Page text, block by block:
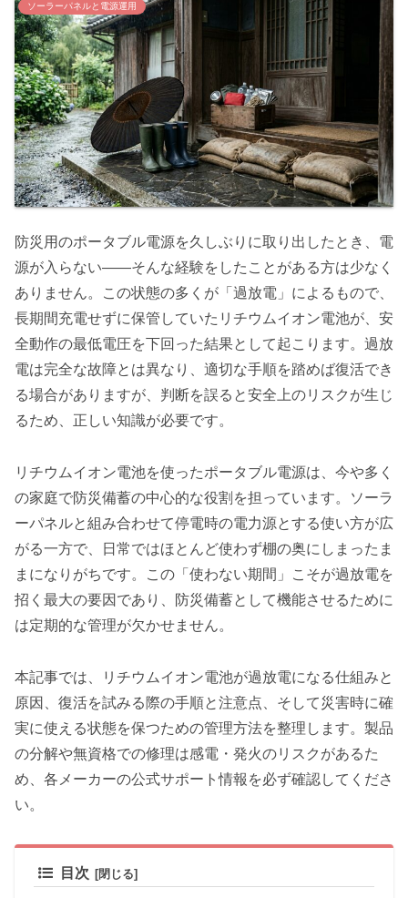
ソーラーパネルと電源運用
防災用のポータブル電源を久しぶりに取り出したとき、電
源が入らない――そんな経験をしたことがある方は少なく
ありません。この状態の多くが「過放電」によるもので、
長期間充電せずに保管していたリチウムイオン電池が、安
全動作の最低電圧を下回った結果として起こります。過放
電は完全な故障とは異なり、適切な手順を踏めば復活でき
る場合がありますが、判断を誤ると安全上のリスクが生じ
るため、正しい知識が必要です。
リチウムイオン電池を使ったポータブル電源は、今や多く
の家庭で防災備蓄の中心的な役割を担っています。ソーラ
ーパネルと組み合わせて停電時の電力源とする使い方が広
がる一方で、日常ではほとんど使わず棚の奥にしまったま
まになりがちです。この「使わない期間」こそが過放電を
招く最大の要因であり、防災備蓄として機能させるために
は定期的な管理が欠かせません。
本記事では、リチウムイオン電池が過放電になる仕組みと
原因、復活を試みる際の手順と注意点、そして災害時に確
実に使える状態を保つための管理方法を整理します。製品
の分解や無資格での修理は感電・発火のリスクがあるた
め、各メーカーの公式サポート情報を必ず確認してくださ
い。
目次